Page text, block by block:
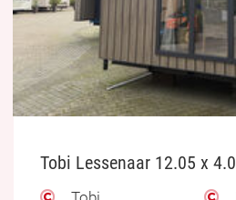
Tobi Lessenaar 12.05 x